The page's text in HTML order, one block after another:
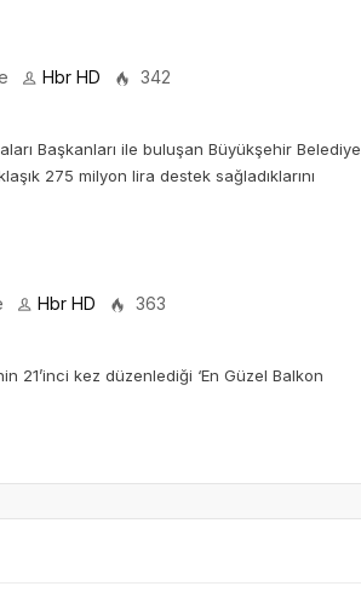
Hbr HD 342
Başkanları ile buluşan Büyükşehir Belediye
275 milyon lira destek sağladıklarını
Hbr HD 363
21’inci kez düzenlediği ‘En Güzel Balkon